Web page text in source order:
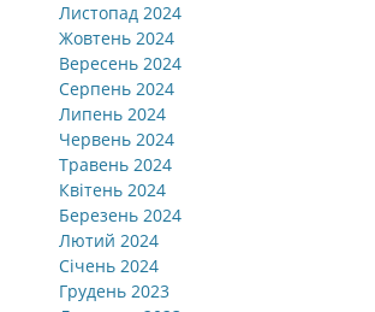
Листопад 2024
Жовтень 2024
Вересень 2024
Серпень 2024
Липень 2024
Червень 2024
Травень 2024
Квітень 2024
Березень 2024
Лютий 2024
Січень 2024
Грудень 2023